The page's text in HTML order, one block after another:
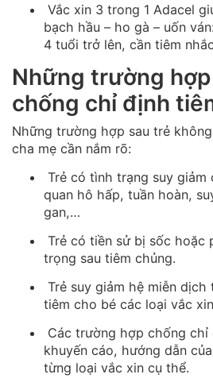
Vắc xin 3 trong 1 Adacel
bạch hầu – ho gà – uốn
4 tuổi trở lên, cần tiêm
Những trường
chống chỉ định
Những trường hợp sau trẻ
cha mẹ cần nắm rõ:
Trẻ có tình trạng suy giảm
quan hô hấp, tuần hoàn,
gan,…
Trẻ có tiền sử bị sốc hoặc
trọng sau tiêm chủng.
Trẻ suy giảm hệ miễn
tiêm cho bé các loại vắc
Các trường hợp chống
khuyến cáo, hướng dẫn
từng loại vắc xin cụ thể.